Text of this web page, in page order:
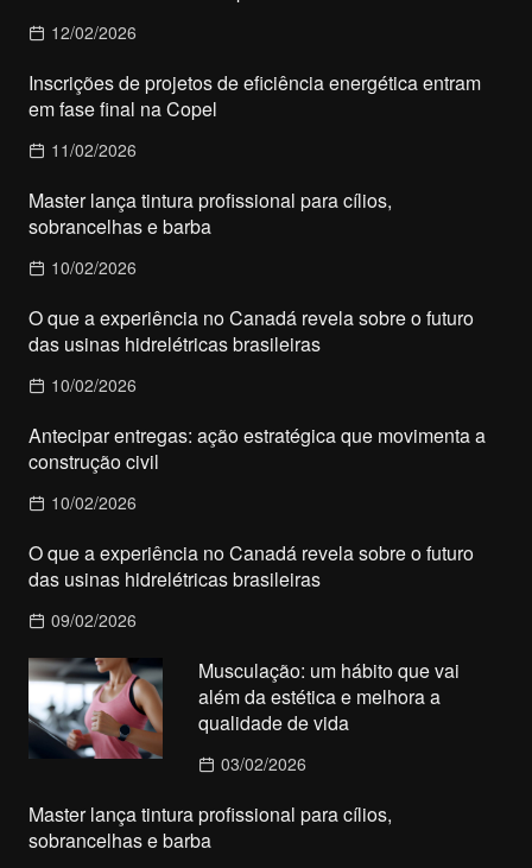
12/02/2026
Inscrições de projetos de eficiência energética entram
em fase final na Copel
11/02/2026
Master lança tintura profissional para cílios,
sobrancelhas e barba
10/02/2026
O que a experiência no Canadá revela sobre o futuro
das usinas hidrelétricas brasileiras
10/02/2026
Antecipar entregas: ação estratégica que movimenta a
construção civil
10/02/2026
O que a experiência no Canadá revela sobre o futuro
das usinas hidrelétricas brasileiras
09/02/2026
Musculação: um hábito que vai
além da estética e melhora a
qualidade de vida
03/02/2026
Master lança tintura profissional para cílios,
sobrancelhas e barba